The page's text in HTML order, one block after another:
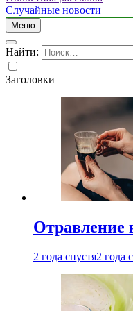
Случайные новости
Меню
Найти:
Заголовки
Отравление
2 года спустя2 года